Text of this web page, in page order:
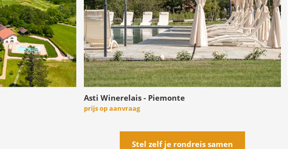
Asti Winerelais - Piemonte
prijs op aanvraag
Stel zelf je rondreis samen